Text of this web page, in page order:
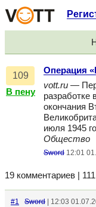
109
В пену
Операция
vott.ru —
окончания
июля 1945
Общество
Sword 12:01
19 комментариев |
#1 Sword | 12:03